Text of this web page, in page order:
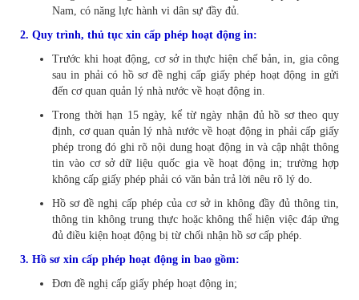
Nam, có năng lực hành vi dân sự đầy đủ.
2. Quy trình, thủ tục xin cấp phép hoạt động in:
Trước khi hoạt động, cơ sở in thực hiện chế bản, in, gia công
sau in phải có hồ sơ đề nghị cấp giấy phép hoạt động in gửi
đến cơ quan quản lý nhà nước về hoạt động in.
Trong thời hạn 15 ngày, kể từ ngày nhận đủ hồ sơ theo quy
định, cơ quan quản lý nhà nước về hoạt động in phải cấp giấy
phép trong đó ghi rõ nội dung hoạt động in và cập nhật thông
tin vào cơ sở dữ liệu quốc gia về hoạt động in; trường hợp
không cấp giấy phép phải có văn bản trả lời nêu rõ lý do.
Hồ sơ đề nghị cấp phép của cơ sở in không đầy đủ thông tin,
thông tin không trung thực hoặc không thể hiện việc đáp ứng
đủ điều kiện hoạt động bị từ chối nhận hồ sơ cấp phép.
3. Hồ sơ xin cấp phép hoạt động in bao gồm:
Đơn đề nghị cấp giấy phép hoạt động in;